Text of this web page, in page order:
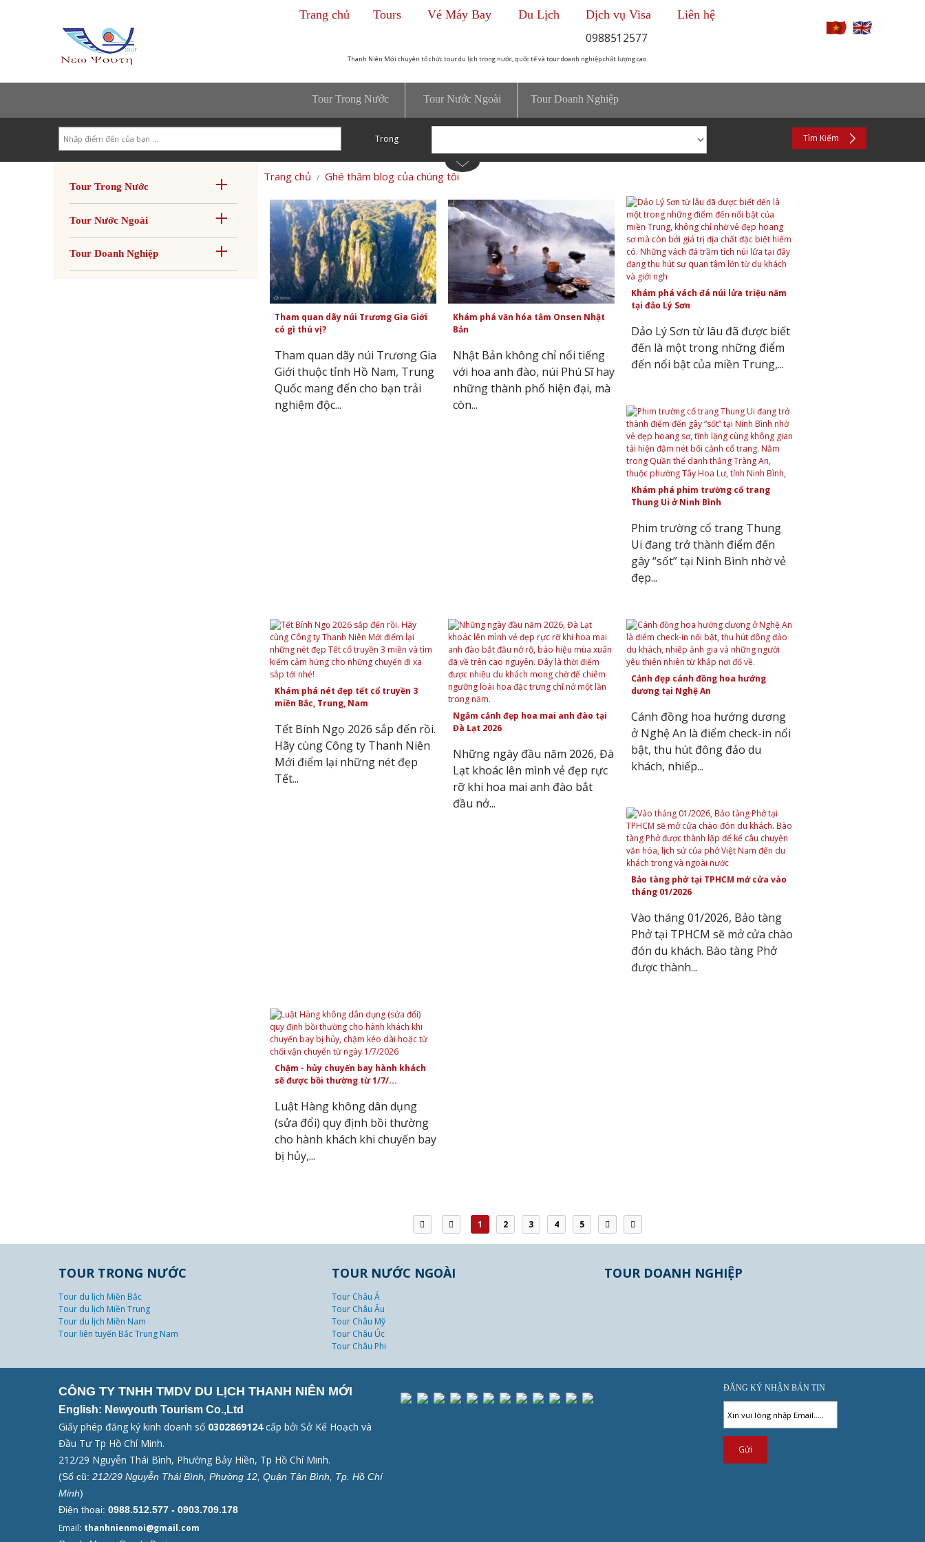
0988512577
Thanh Niên Mới chuyên tổ chức tour du lịch trong nước, quốc tế và tour doanh nghiệp chất lượng cao.
Trang chủ Tours Vé Máy Bay Du Lịch Dịch vụ Visa Liên hệ
Tour Trong Nước Tour Nước Ngoài Tour Doanh Nghiệp
Search
Trong Tìm Kiếm
Tour Trong Nước
Tour Nước Ngoài
Tour Doanh Nghiệp
Trang chủ Ghé thăm blog của chúng tôi
Tham quan dãy núi Trương Gia Giới
có gì thú vị?
Tham quan dãy núi Trương Gia
Giới thuộc tỉnh Hồ Nam, Trung
Quốc mang đến cho bạn trải
nghiệm độc...
Khám phá văn hóa tắm Onsen Nhật
Bản
Nhật Bản không chỉ nổi tiếng
với hoa anh đào, núi Phú Sĩ hay
những thành phố hiện đại, mà
còn...
Khám phá vách đá núi lửa triệu năm
tại đảo Lý Sơn
Dảo Lý Sơn từ lâu đã được biết
đến là một trong những điểm
đến nổi bật của miền Trung,...
Khám phá phim trường cổ trang
Thung Ui ở Ninh Bình
Phim trường cổ trang Thung
Ui đang trở thành điểm đến
gây “sốt” tại Ninh Bình nhờ vẻ
đẹp...
Khám phá nét đẹp tết cổ truyền 3
miền Bắc, Trung, Nam
Tết Bính Ngọ 2026 sắp đến rồi.
Hãy cùng Công ty Thanh Niên
Mới điểm lại những nét đẹp
Tết...
Ngắm cảnh đẹp hoa mai anh đào tại
Đà Lạt 2026
Những ngày đầu năm 2026, Đà
Lạt khoác lên mình vẻ đẹp rực
rỡ khi hoa mai anh đào bắt
đầu nở...
Cảnh đẹp cánh đồng hoa hướng
dương tại Nghệ An
Cánh đồng hoa hướng dương
ở Nghệ An là điểm check-in nổi
bật, thu hút đông đảo du
khách, nhiếp...
Bảo tàng phở tại TPHCM mở cửa vào
tháng 01/2026
Vào tháng 01/2026, Bảo tàng
Phở tại TPHCM sẽ mở cửa chào
đón du khách. Bào tàng Phở
được thành...
Chậm - hủy chuyến bay hành khách
sẽ được bồi thường từ 1/7/...
Luật Hàng không dân dụng
(sửa đổi) quy định bồi thường
cho hành khách khi chuyến bay
bị hủy,...
1 2 3 4 5
TOUR TRONG NƯỚC
Tour du lịch Miền Bắc
Tour du lịch Miền Trung
Tour du lịch Miền Nam
Tour liên tuyến Bắc Trung Nam
TOUR NƯỚC NGOÀI
Tour Châu Á
Tour Châu Âu
Tour Châu Mỹ
Tour Châu Úc
Tour Châu Phi
TOUR DOANH NGHIỆP
CÔNG TY TNHH TMDV DU LỊCH THANH NIÊN MỚI
English: Newyouth Tourism Co.,Ltd
Giấy phép đăng ký kinh doanh số 0302869124cấp bởi Sở Kế Hoạch và
Đầu Tư Tp Hồ Chí Minh.
212/29 Nguyễn Thái Bình, Phường Bảy Hiền, Tp Hồ Chí Minh.
(Số cũ: 212/29 Nguyễn Thái Bình, Phường 12, Quận Tân Bình, Tp. Hồ Chí
Minh)
Điện thoại: 0988.512.577 - 0903.709.178
Email: thanhnienmoi@gmail.com
ĐĂNG KÝ NHẬN BẢN TIN